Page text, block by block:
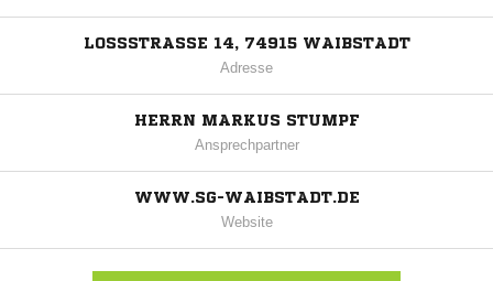
LOSSSTRASSE 14, 74915 WAIBSTADT
Adresse
HERRN MARKUS STUMPF
Ansprechpartner
WWW.SG-WAIBSTADT.DE
Website